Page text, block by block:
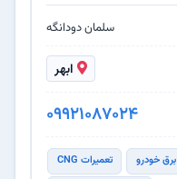
سلمان دودانگه
ابهر
09921087024
برق خودرو تعمیرات CNG